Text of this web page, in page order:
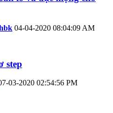
04-04-2020 08:04:09 AM
step
03-2020 02:54:56 PM